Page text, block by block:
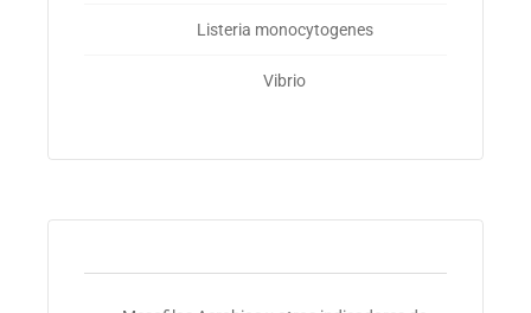
Listeria monocytogenes
Vibrio